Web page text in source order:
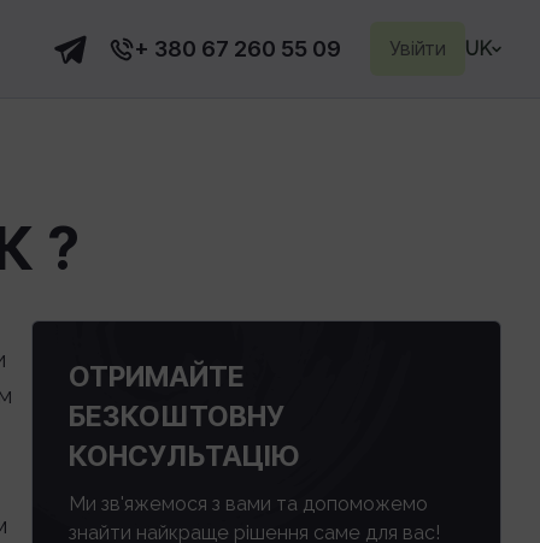
+ 380 67 260 55 09 Увійти UK
?
ОТРИМАЙТЕ
БЕЗКОШТОВНУ
КОНСУЛЬТАЦІЮ
Ми зв'яжемося з вами та допоможемо
знайти найкраще рішення саме для вас!